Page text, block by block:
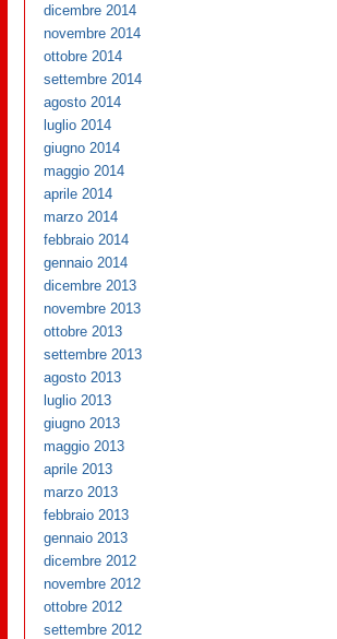
dicembre 2014
novembre 2014
ottobre 2014
settembre 2014
agosto 2014
luglio 2014
giugno 2014
maggio 2014
aprile 2014
marzo 2014
febbraio 2014
gennaio 2014
dicembre 2013
novembre 2013
ottobre 2013
settembre 2013
agosto 2013
luglio 2013
giugno 2013
maggio 2013
aprile 2013
marzo 2013
febbraio 2013
gennaio 2013
dicembre 2012
novembre 2012
ottobre 2012
settembre 2012